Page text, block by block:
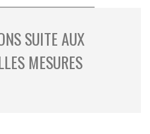
SUITE AUX
MESURES